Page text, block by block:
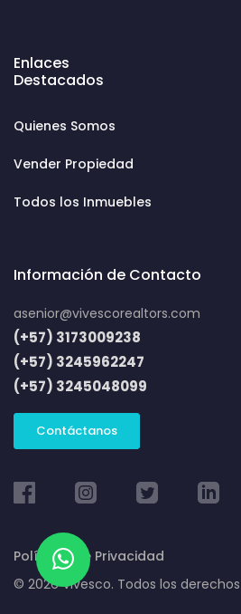
Enlaces
Destacados
Quienes Somos
Vender Propiedad
Todos los Inmuebles
Información de Contacto
asenior@vivescorealtors.com
(+57) 3173009238
(+57) 3245962247
(+57) 3245048099
Contáctanos
Políticas de Privacidad
© 2026 Vivesco. Todos los